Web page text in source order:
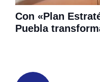
Con «Plan
Puebla